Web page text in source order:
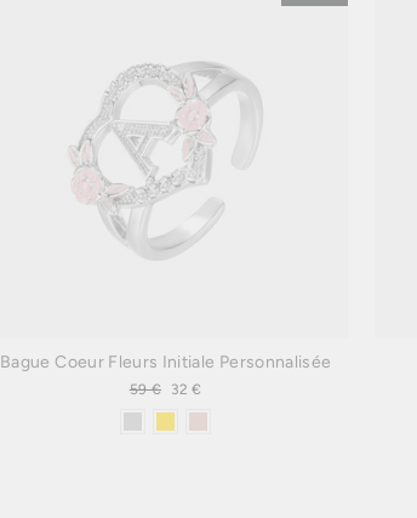
Bague Coeur Fleurs Initiale Personnalisée
Prix
régulier
59 €
Prix
réduit
32 €